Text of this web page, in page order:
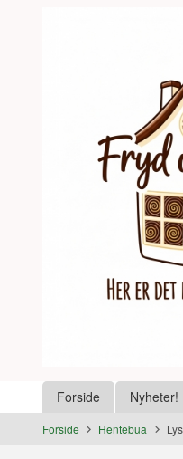
Produkter
Forside Nyheter!
Forside Hentebua